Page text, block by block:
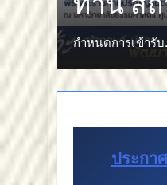
ยินดี
นายทศพล สุวรรณ
ประกา